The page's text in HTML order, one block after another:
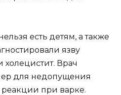
есть детям, а также
язву
холецистит. Врач
для недопущения
при варке.